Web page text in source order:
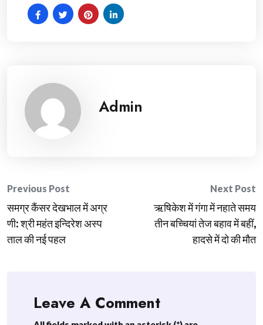
Admin
Post
navigation
Previous Post
समग्र कैंसर देखभाल में अग्र
णी: श्री महंत इन्दिरेश अस्प
ताल की नई पहल
Next Post
ऋषिकेश में गंगा में नहाते समय
तीन बच्चियां तेज बहाव में बहीं,
हादसे में दो की मौत
Leave A Comment